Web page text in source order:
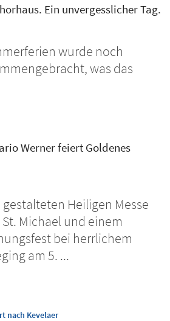
Ein unvergesslicher Tag.
wurde noch
was das
Werner feiert Goldenes
Heiligen Messe
Michael und einem
bei herrlichem
am 5. ...
nach Kevelaer: